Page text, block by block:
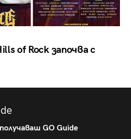
of Rock започва с
GO Guide